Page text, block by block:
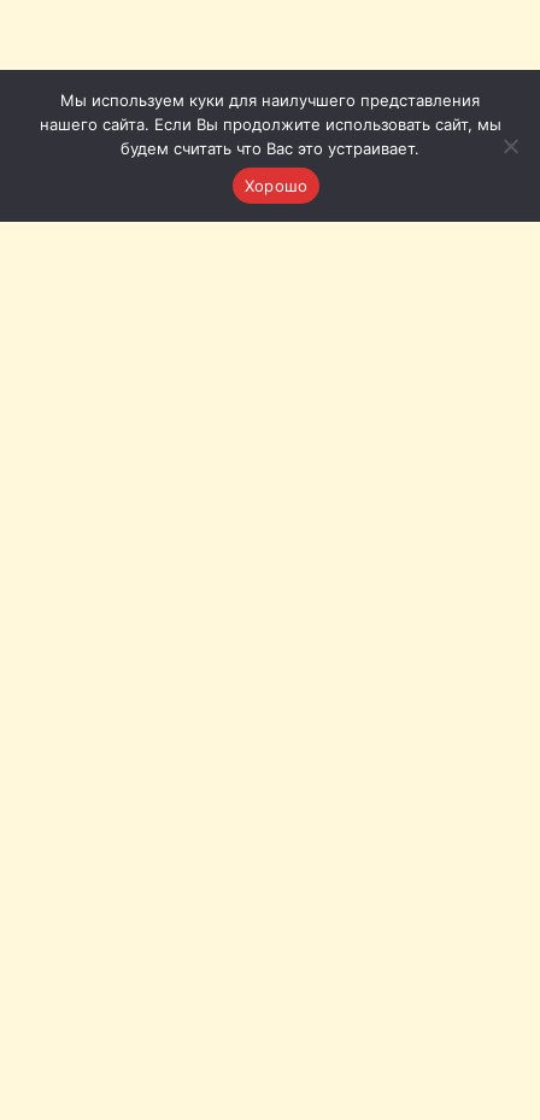
Мы используем куки для наилучшего представления
нашего сайта. Если Вы продолжите использовать сайт, мы
будем считать что Вас это устраивает.
Хорошо